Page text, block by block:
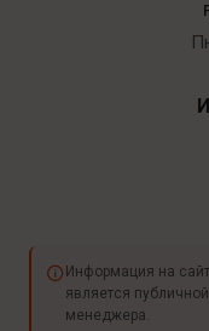
Информация на
является
менеджера.